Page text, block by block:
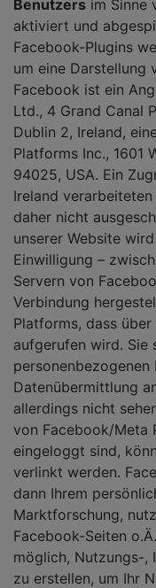
Benutzers im Sinne
aktiviert und
Facebook-Plugins
um eine Darstellung
Facebook ist ein
Ltd., 4 Grand Canal
Dublin 2, Ireland,
Platforms Inc., 1601
94025, USA. Ein
Ireland
daher nicht
unserer Website
Einwilligung –
Servern von
Verbindung
Platforms, dass über
aufgerufen wird. Sie
Datenübermittlung
allerdings nicht
von Facebook/Meta
eingeloggt sind,
verlinkt werden.
dann Ihrem
Marktforschung,
Facebook-Seiten
möglich, Nutzungs-,
zu erstellen, um Ihr